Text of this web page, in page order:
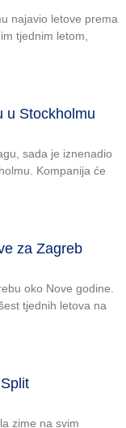
najavio letove prema
tjednim letom,
u Stockholmu
sada je iznenadio
Kompanija će
za Zagreb
oko Nove godine.
tjednih letova na
zime na svim